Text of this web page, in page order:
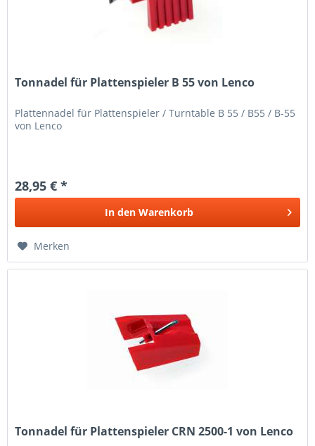
Tonnadel für Plattenspieler B 55 von Lenco
Plattennadel für Plattenspieler / Turntable B 55 / B55 / B-55
von Lenco
28,95 € *
In den Warenkorb
Merken
Tonnadel für Plattenspieler CRN 2500-1 von Lenco